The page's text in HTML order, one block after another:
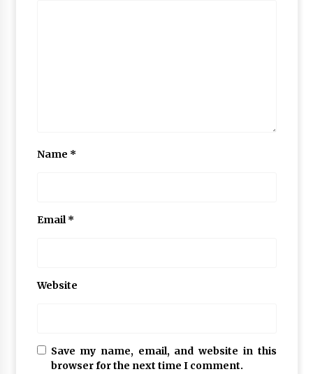
Name *
Email*
Website
Save my name, email, and website in this
browser for the next time I comment.